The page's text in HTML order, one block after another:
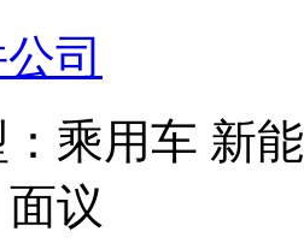
司
乘用车 新
面议